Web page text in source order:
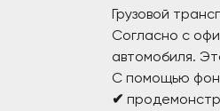
Грузовой
Согласно с
автомобиля.
С помощью
✔